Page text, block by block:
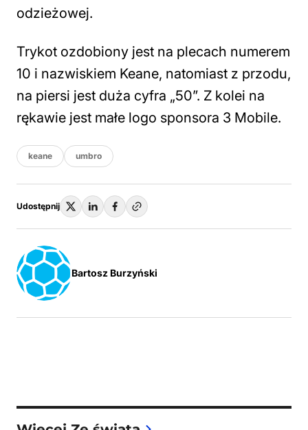
odzieżowej.
Trykot ozdobiony jest na plecach numerem
10 i nazwiskiem Keane, natomiast z przodu,
na piersi jest duża cyfra „50”. Z kolei na
rękawie jest małe logo sponsora 3 Mobile.
keane umbro
Udostępnij
Bartosz Burzyński